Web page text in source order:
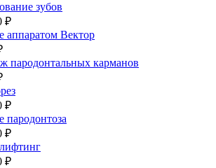
зубов
₽
аппаратом Вектор
пародонтальных карманов
₽
пародонтоза
₽
₽